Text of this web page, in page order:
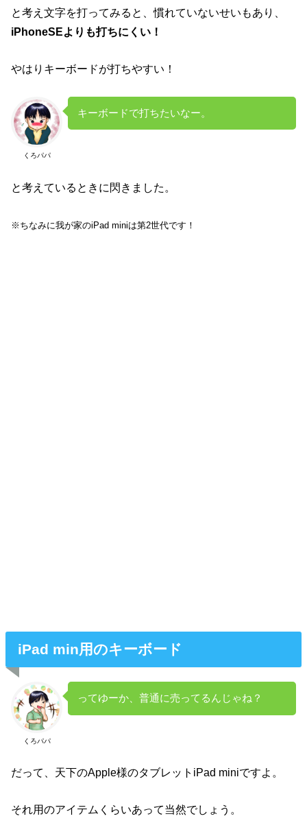
と考え文字を打ってみると、慣れていないせいもあり、
iPhoneSEよりも打ちにくい！
やはりキーボードが打ちやすい！
くろパパ
キーボードで打ちたいなー。
と考えているときに閃きました。
※ちなみに我が家のiPad miniは第2世代です！
iPad min用のキーボード
くろパパ
ってゆーか、普通に売ってるんじゃね？
だって、天下のApple様のタブレットiPad miniですよ。
それ用のアイテムくらいあって当然でしょう。